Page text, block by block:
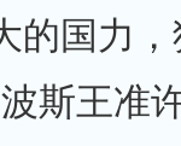
的国力
斯王准